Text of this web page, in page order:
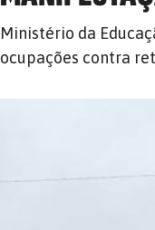
Ministério da
ocupações contra